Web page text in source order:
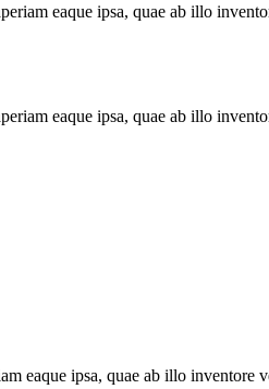
eaque ipsa, quae ab illo
eaque ipsa, quae ab illo
eaque ipsa, quae ab illo inventore